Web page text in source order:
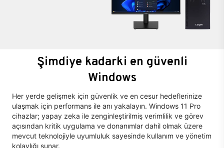
Şimdiye kadarki en güvenli
Windows
Her yerde gelişmek için güvenlik ve en cesur hedeflerinize
ulaşmak için performans ile anı yakalayın. Windows 11 Pro
cihazlar; yapay zeka ile zenginleştirilmiş verimlilik ve görev
açısından kritik uygulama ve donanımlar dahil olmak üzere
mevcut teknolojiyle uyumluluk sayesinde kullanım ve yönetim
kolaylığı sunar.